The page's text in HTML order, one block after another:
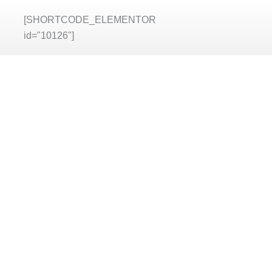
[SHORTCODE_ELEMENTOR
id="10126"]